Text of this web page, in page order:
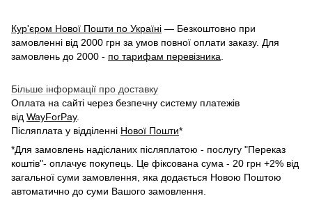
Кур'єром Нової Пошти по Україні — Безкоштовно при
замовленні від 2000 грн за умов повної оплати заказу. Для
замовлень до 2000 - по тарифам перевізника
Більше інформації про доставку
Оплата на сайті через безпечну систему платежів
від WayForPay.
Післяплата у відділенні Нової Пошти*
*Для замовлень надісланих післяплатою - послугу "Переказ
коштів"- оплачує покупець. Це фіксована сума - 20 грн +2% від
загальної суми замовлення, яка додається Новою Поштою
автоматично до суми Вашого замовлення.